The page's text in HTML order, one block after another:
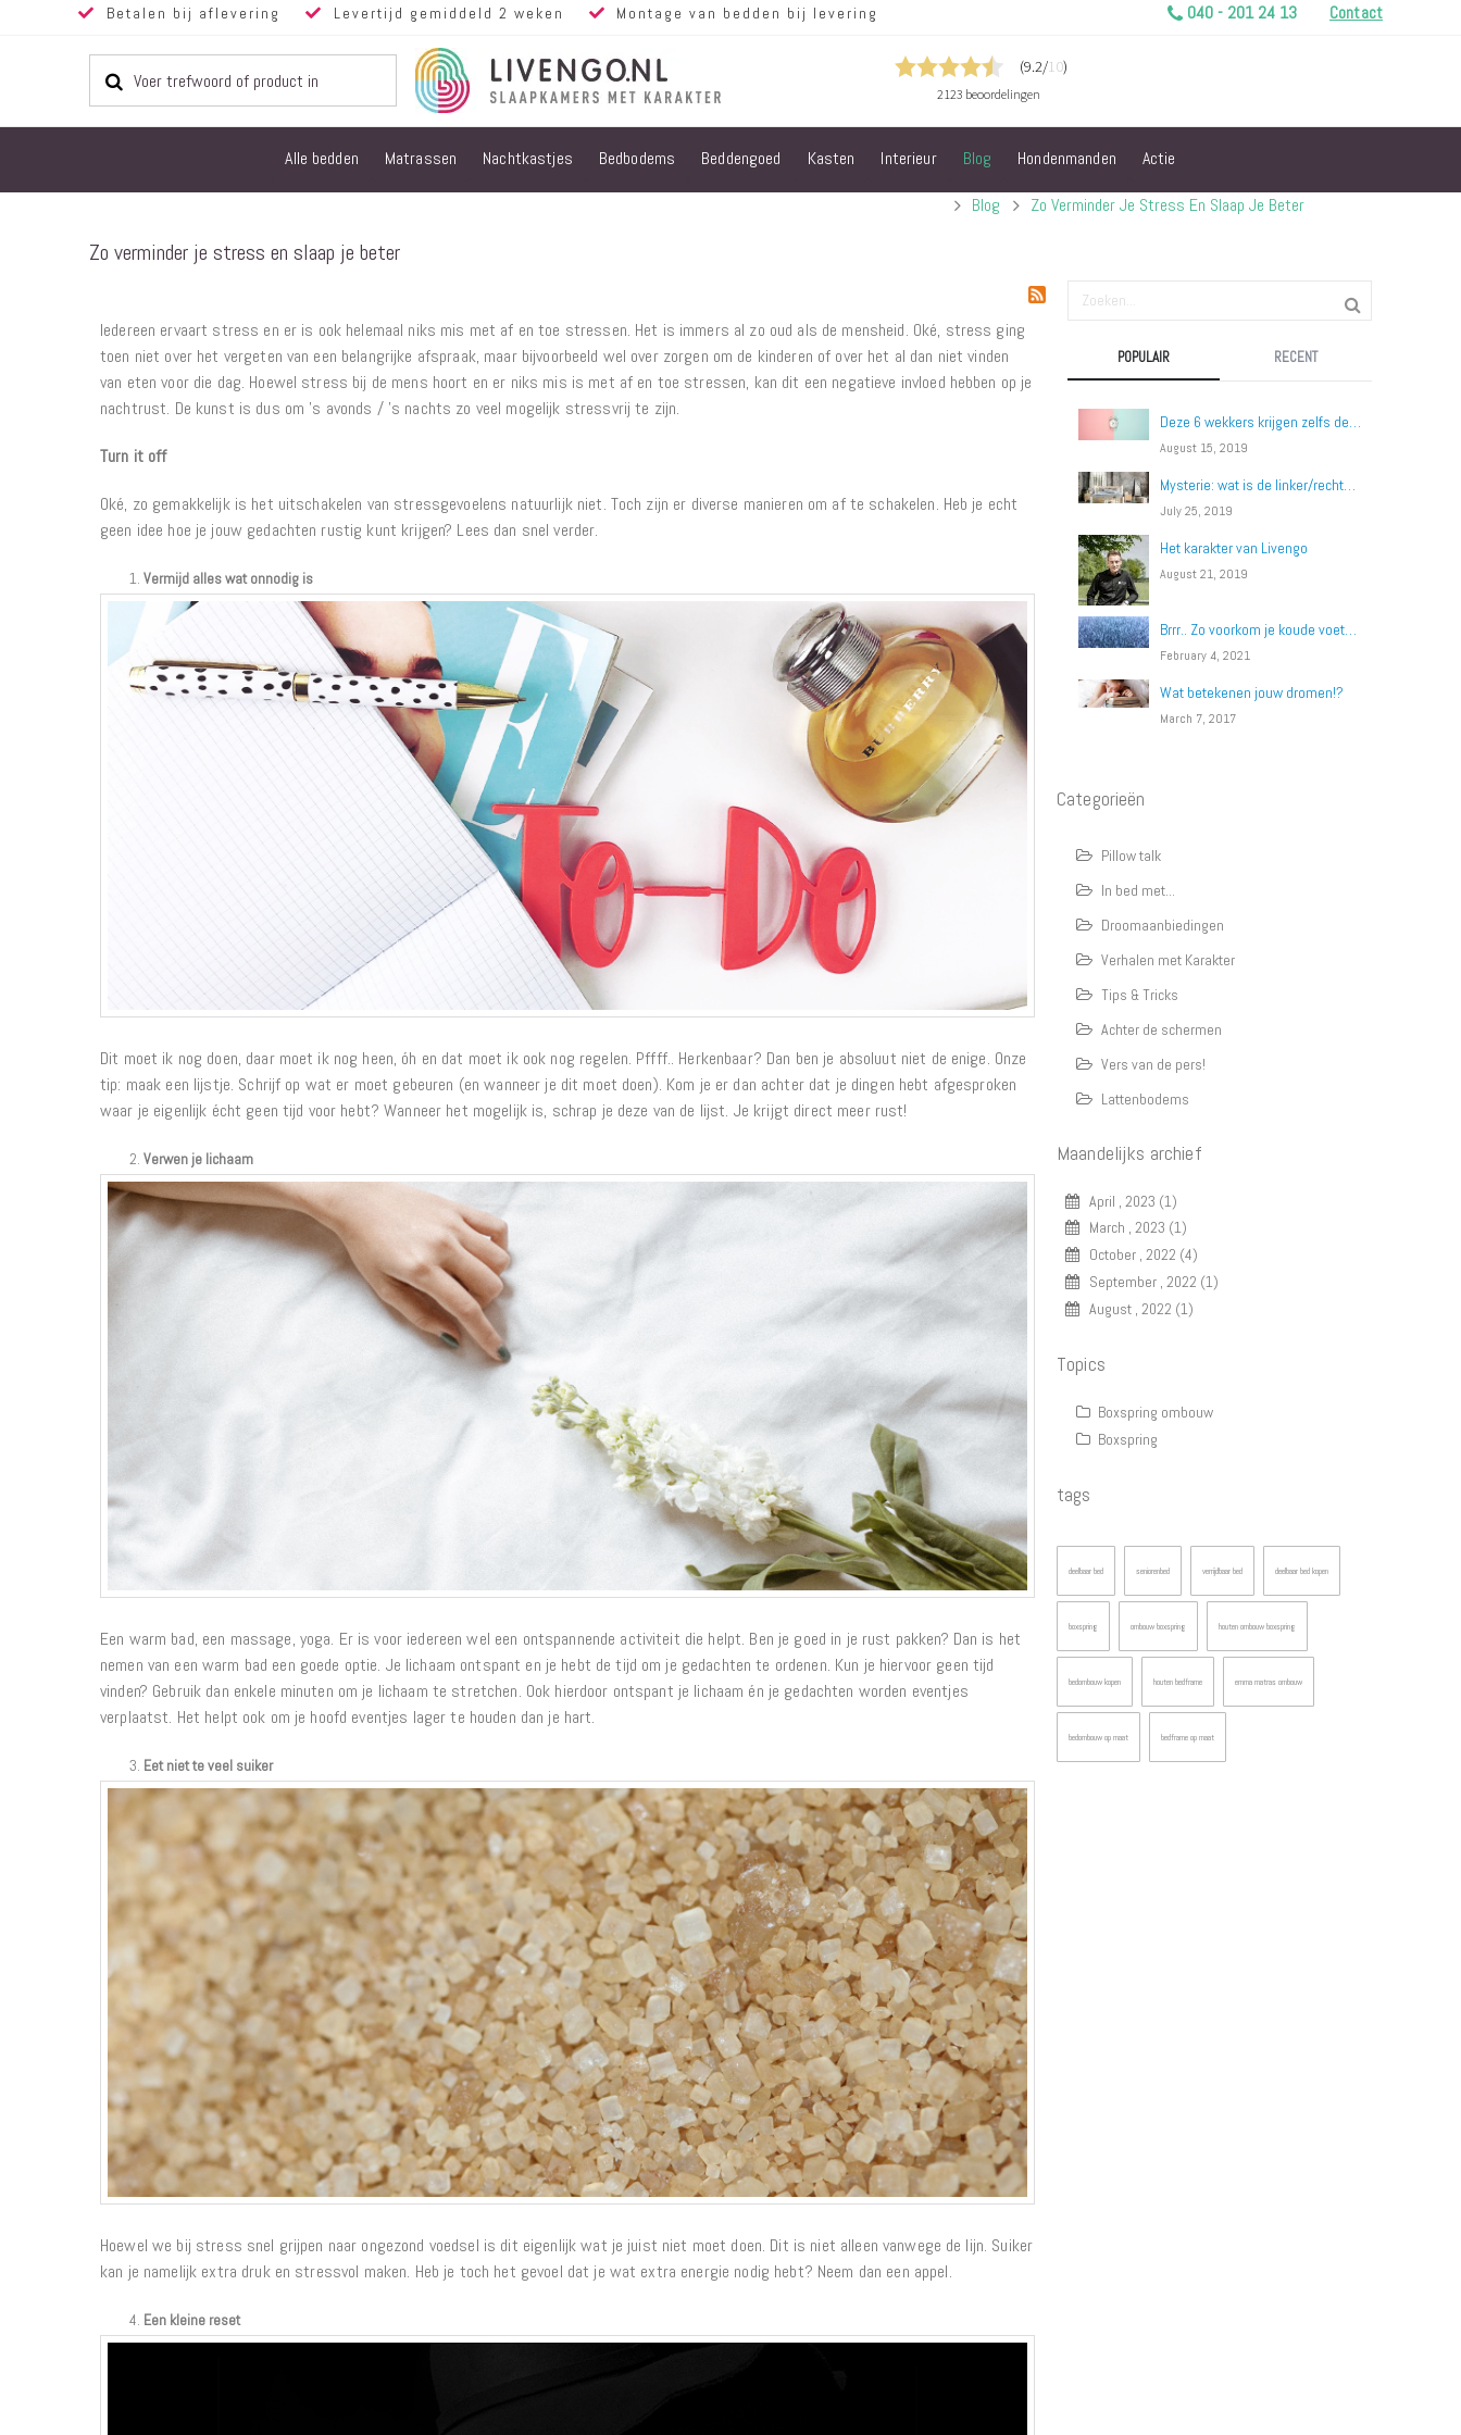
Betalen bij aflevering Levertijd gemiddeld 2 weken Montage van bedden bij levering 040 - 201 24 13 Contact
Alle bedden
Steigerhouten
Steigerhouten
kinderbedden
Matrassen
Nachtkastjes
Bedbodems
lattenbodems
Hoofdkussens
Dekbedovertrekken
Sierkussens
Plaids / Throws
Hoeslakens /
Moltons
Kasten
Wandrekken
Overige
Blog
Alle bedden Matrassen Nachtkastjes Bedbodems Beddengoed Kasten Interieur Blog Hondenmanden Actie
Blog Zo Verminder Je Stress En Slaap Je Beter
Zo verminder je stress en slaap je beter
Iedereen ervaart stress en er is ook helemaal niks mis met af en toe stressen. Het is immers al zo oud als de mensheid. Oké, stress ging
toen niet over het vergeten van een belangrijke afspraak, maar bijvoorbeeld wel over zorgen om de kinderen of over het al dan niet vinden
van eten voor die dag. Hoewel stress bij de mens hoort en er niks mis is met af en toe stressen, kan dit een negatieve invloed hebben op je
nachtrust. De kunst is dus om ’s avonds / ’s nachts zo veel mogelijk stressvrij te zijn.
Turn it off
Oké, zo gemakkelijk is het uitschakelen van stressgevoelens natuurlijk niet. Toch zijn er diverse manieren om af te schakelen. Heb je echt
geen idee hoe je jouw gedachten rustig kunt krijgen? Lees dan snel verder.
Vermijd alles wat onnodig is
Dit moet ik nog doen, daar moet ik nog heen, óh en dat moet ik ook nog regelen. Pffff.. Herkenbaar? Dan ben je absoluut niet de enige. Onze
tip: maak een lijstje. Schrijf op wat er moet gebeuren (en wanneer je dit moet doen). Kom je er dan achter dat je dingen hebt afgesproken
waar je eigenlijk écht geen tijd voor hebt? Wanneer het mogelijk is, schrap je deze van de lijst. Je krijgt direct meer rust!
Verwen je lichaam
Een warm bad, een massage, yoga. Er is voor iedereen wel een ontspannende activiteit die helpt. Ben je goed in je rust pakken? Dan is het
nemen van een warm bad een goede optie. Je lichaam ontspant en je hebt de tijd om je gedachten te ordenen. Kun je hiervoor geen tijd
vinden? Gebruik dan enkele minuten om je lichaam te stretchen. Ook hierdoor ontspant je lichaam én je gedachten worden eventjes
verplaatst. Het helpt ook om je hoofd eventjes lager te houden dan je hart.
Eet niet te veel suiker
Hoewel we bij stress snel grijpen naar ongezond voedsel is dit eigenlijk wat je juist niet moet doen. Dit is niet alleen vanwege de lijn. Suiker
kan je namelijk extra druk en stressvol maken. Heb je toch het gevoel dat je wat extra energie nodig hebt? Neem dan een appel.
Een kleine reset
POPULAIR
Deze 6 wekkers krijgen zelfs de ergste snoozers uit bed!
August 15, 2019
Mysterie: wat is de linker/rechterkant van een bed?
July 25, 2019
Het karakter van Livengo
August 21, 2019
Brrr.. Zo voorkom je koude voeten in bed!
February 4, 2021
Wat betekenen jouw dromen!?
March 7, 2017
RECENT
Categorieën
Pillow talk
In bed met...
Droomaanbiedingen
Verhalen met Karakter
Tips & Tricks
Achter de schermen
Vers van de pers!
Lattenbodems
Maandelijks archief
April , 2023 (1)
March , 2023 (1)
October , 2022 (4)
September , 2022 (1)
August , 2022 (1)
Topics
Boxspring ombouw
Boxspring
tags
deelbaar bed seniorenbed verrijdbaar bed deelbaar bed kopen
boxspring ombouw boxspring houten ombouw boxspring
bedombouw kopen houten bedframe emma matras ombouw
bedombouw op maat bedframe op maat